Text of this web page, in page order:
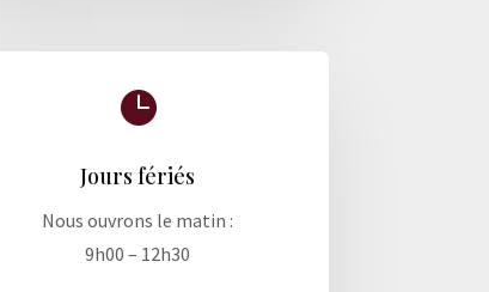

Jours fériés
Nous ouvrons le matin :
9h00 – 12h30